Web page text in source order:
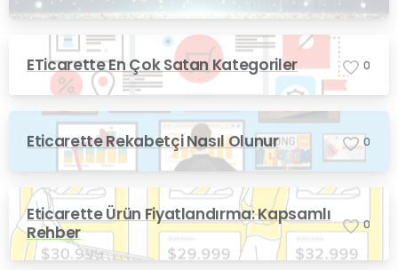
ETicarette En Çok Satan Kategoriler 0
Eticarette Rekabetçi Nasıl Olunur 0
Eticarette Ürün Fiyatlandırma: Kapsamlı
Rehber
0